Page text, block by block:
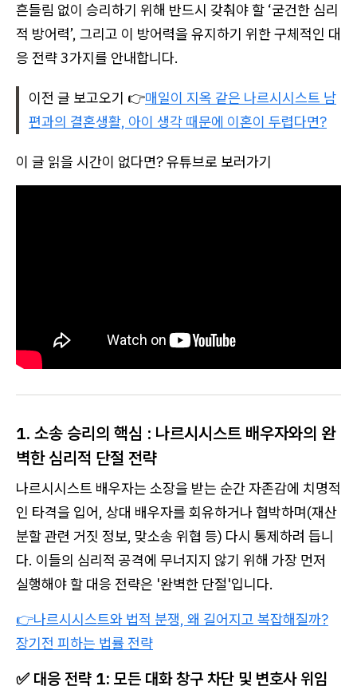
흔들림 없이 승리하기 위해 반드시 갖춰야 할 ‘굳건한 심리
적 방어력’, 그리고 이 방어력을 유지하기 위한 구체적인 대
응 전략 3가지를 안내합니다.
이전 글 보고오기 👉매일이 지옥 같은 나르시시스트 남
편과의 결혼생활, 아이 생각 때문에 이혼이 두렵다면?
이 글 읽을 시간이 없다면? 유튜브로 보러가기
1. 소송 승리의 핵심 : 나르시시스트 배우자와의 완
벽한 심리적 단절 전략
나르시시스트 배우자는 소장을 받는 순간 자존감에 치명적
인 타격을 입어, 상대 배우자를 회유하거나 협박하며(재산
분할 관련 거짓 정보, 맞소송 위협 등) 다시 통제하려 듭니
다. 이들의 심리적 공격에 무너지지 않기 위해 가장 먼저
실행해야 할 대응 전략은 '완벽한 단절'입니다.
👉나르시시스트와 법적 분쟁, 왜 길어지고 복잡해질까?
장기전 피하는 법률 전략
✅ 대응 전략 1: 모든 대화 창구 차단 및 변호사 위임